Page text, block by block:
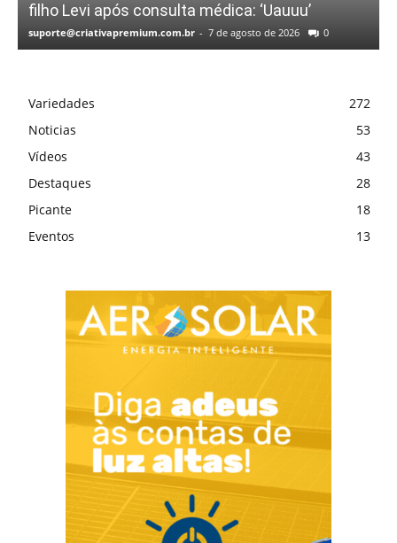
filho Levi após consulta médica: ‘Uauuu’
suporte@criativapremium.com.br - 7 de agosto de 2026 0
Variedades
272
Noticias
53
Vídeos
43
Destaques
28
Picante
18
Eventos
13